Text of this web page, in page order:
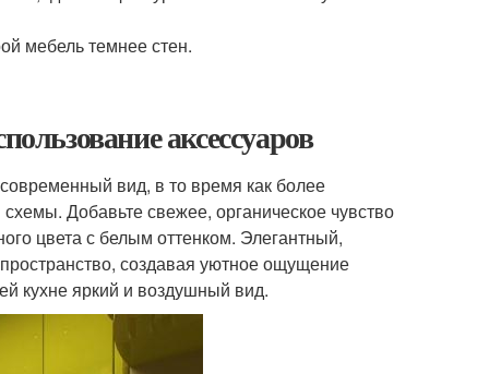
мебель темнее стен.
аксессуаров
вид, в то время как более
Добавьте свежее, органическое чувство
цвета с белым оттенком. Элегантный,
создавая уютное ощущение
кухне яркий и воздушный вид.